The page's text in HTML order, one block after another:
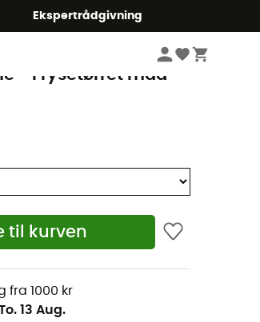
Ekspertrådgivning
Frysetørret mad
- Frysetørret mad
til kurven
fra 1000 kr
13 Aug.